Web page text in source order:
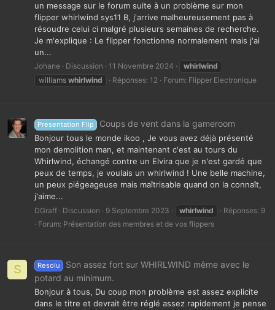
un message sur le forum suite à un problème sur mon
flipper whirlwind sys11 B, j'arrive malheureusement pas à
résoudre celui ci malgré plusieurs semaines de recherche.
Je m'explique : Le flipper fonctionne normalement mais j'ai
un...
Johane Discussion 11 Novembre 2024
whirlwind
williams whirlwind Réponses: 12 Forum: Flipper Electronique
Presentation Flip Coups de vent dans la gameroom
Bonjour tous le monde ikoo , Je vous avez déjà présenté
mon demolition man, et maintenant c'est au tours du
Whirlwind, échangé contre un Elvira que je n'est gardé que
peux de temps, je voulais un whirlwind ! Une belle machine,
un peux piégeageuse mais maîtrisable quand on la connaît,
j'aime...
DGraff Discussion 9 Septembre 2023 whirlwind
Réponses: 9
Forum: Présentation des membres et de vos flippers
S Resolu
Son assez fort sur WHIRLWIND même avec le
potard au minimum.
Bonjour à tous, Du coup mon problème est assez explicite
dans le titre et devrait être réglé assez rapidement je pense